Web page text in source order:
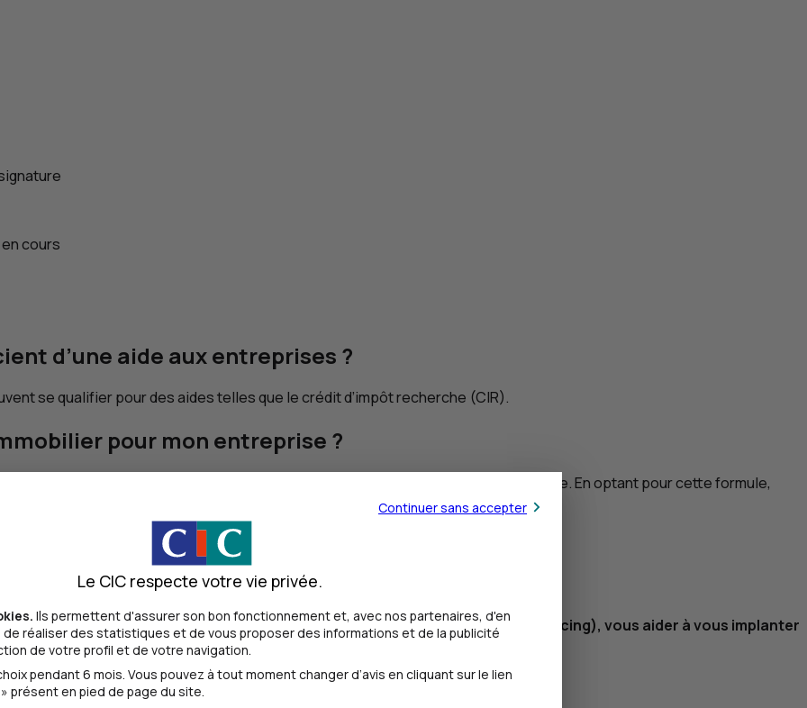
cours
d’une aide aux entreprises ?
se qualifier pour des aides telles que le crédit d’impôt recherche (CIR).
pour mon entreprise ?
de financer l’acquisition ou la construction de biens immobiliers d’entreprise. En optant pour cette formule,
votre trésorerie.
international de mon entreprise ?
de proximité qui met à votre disposition une offre intégrée complète :
à conquérir de nouveaux marchés, optimiser vos approvisionnements (sourcing), vous aider à vous implanter
, couvrant 50 pays sur tous les continents.
qui partagent les mêmes sujets et font naître des opportunités.
Continuer sans accepter
Le CIC respecte votre vie privée.
Ils permettent d'assurer son bon fonctionnement et, avec nos partenaires, d'en
réaliser des statistiques et de vous proposer des informations et de la publicité
de votre profil et de votre navigation.
pendant 6 mois. Vous pouvez à tout moment changer d’avis en cliquant sur le lien
présent en pied de page du site.